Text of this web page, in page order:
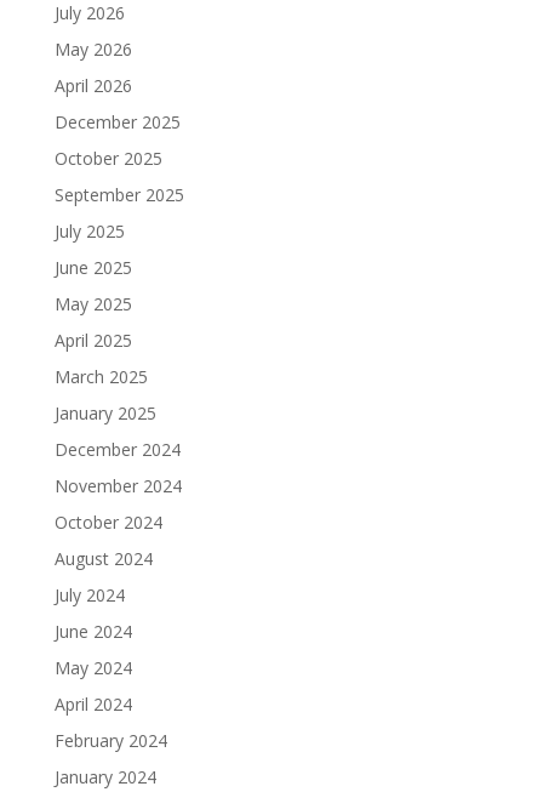
July 2026
May 2026
April 2026
December 2025
October 2025
September 2025
July 2025
June 2025
May 2025
April 2025
March 2025
January 2025
December 2024
November 2024
October 2024
August 2024
July 2024
June 2024
May 2024
April 2024
February 2024
January 2024